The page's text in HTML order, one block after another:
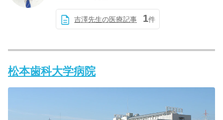
吉澤先生の医療記事 1件
松本歯科大学病院